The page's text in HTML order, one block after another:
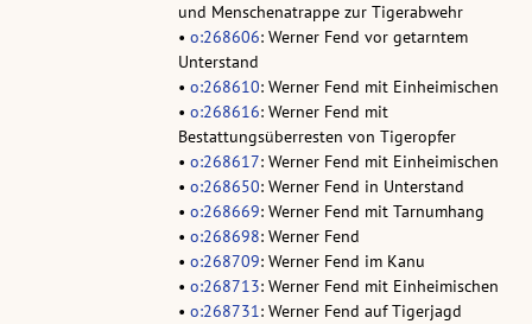
und Menschenatrappe zur Tigerabwehr
• o:268606: Werner Fend vor getarntem
Unterstand
• o:268610: Werner Fend mit Einheimischen
• o:268616: Werner Fend mit
Bestattungsüberresten von Tigeropfer
• o:268617: Werner Fend mit Einheimischen
• o:268650: Werner Fend in Unterstand
• o:268669: Werner Fend mit Tarnumhang
• o:268698: Werner Fend
• o:268709: Werner Fend im Kanu
• o:268713: Werner Fend mit Einheimischen
• o:268731: Werner Fend auf Tigerjagd